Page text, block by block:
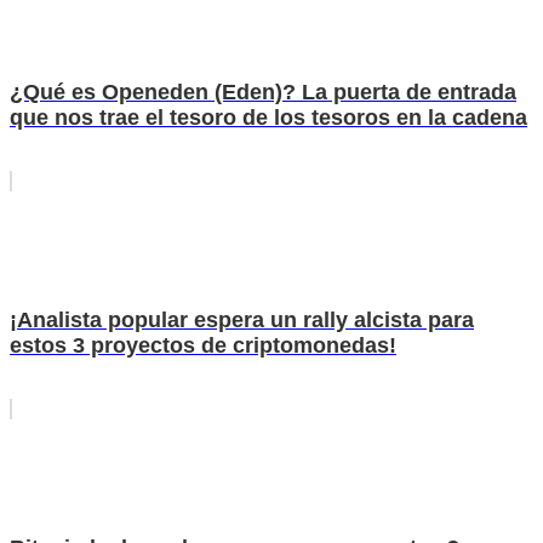
¿Qué es Openeden (Eden)? La puerta de entrada
que nos trae el tesoro de los tesoros en la cadena
¡Analista popular espera un rally alcista para
estos 3 proyectos de criptomonedas!